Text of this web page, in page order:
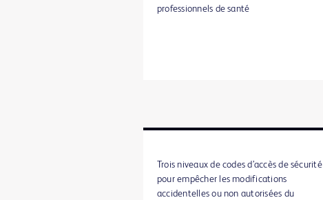
professionnels de santé
Trois niveaux de codes d’accès de sécurité
pour empêcher les modifications
accidentelles ou non autorisées du